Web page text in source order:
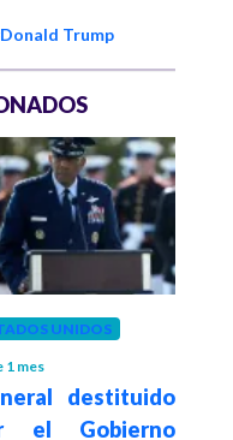
Trump
UNIDOS
1 mes
destituido
el Gobierno